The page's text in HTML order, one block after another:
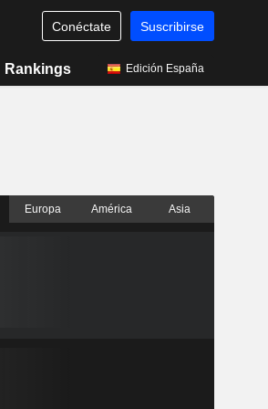
Conéctate Suscribirse
Rankings Edición España
Europa América Asia